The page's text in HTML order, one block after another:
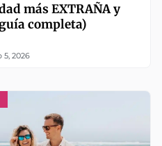
más EXTRAÑA y
completa)
5, 2026